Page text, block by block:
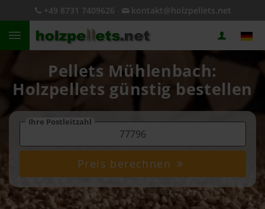
+49 8731 7409626 kontakt@holzpellets.net
Pellets Mühlenbach:
Holzpellets günstig bestellen
Ihre Postleitzahl
Preis berechnen